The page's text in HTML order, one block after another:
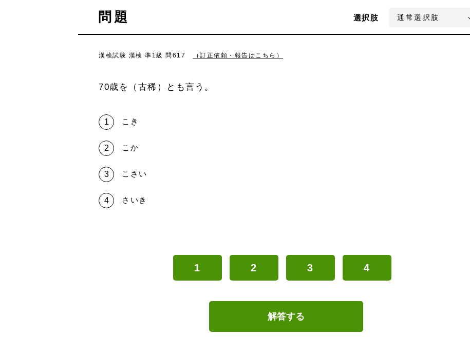
問題 選択肢
漢検試験 漢検 準1級 問617 （訂正依頼・報告はこちら）
70歳を（古稀）とも言う。
こき
こか
こさい
さいき
1 2 3 4
解答する